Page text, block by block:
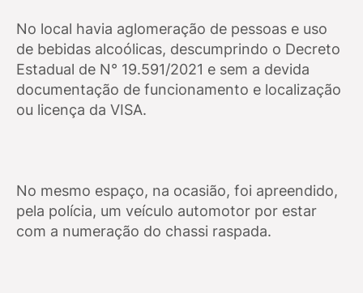
No local havia aglomeração de pessoas e uso
de bebidas alcoólicas, descumprindo o Decreto
Estadual de N° 19.591/2021 e sem a devida
documentação de funcionamento e localização
ou licença da VISA.
No mesmo espaço, na ocasião, foi apreendido,
pela polícia, um veículo automotor por estar
com a numeração do chassi raspada.